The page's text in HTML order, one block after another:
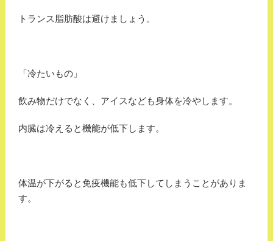
トランス脂肪酸は避けましょう。
「冷たいもの」
飲み物だけでなく、アイスなども身体を冷やします。
内臓は冷えると機能が低下します。
体温が下がると免疫機能も低下してしまうことがありま
す。